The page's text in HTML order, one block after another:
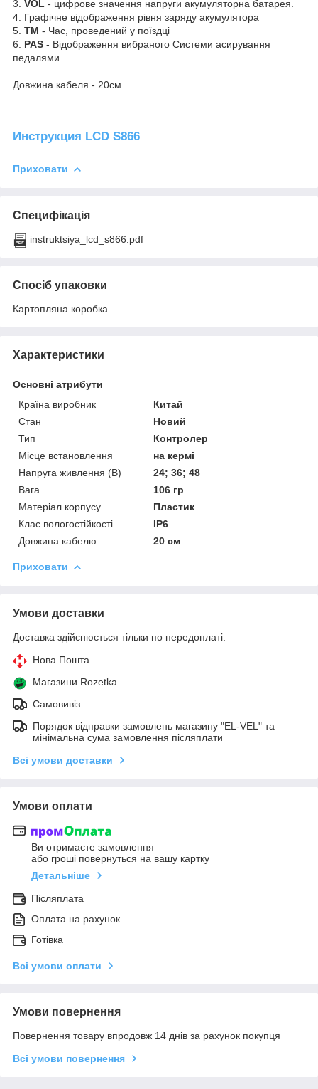
3. VOL - цифрове значення напруги акумуляторна батарея.
4. Графічне відображення рівня заряду акумулятора
5. TM - Час, проведений у поїздці
6. PAS - Відображення вибраного Системи асирування
педалями.
Довжина кабеля - 20см
Инструкция LCD S866
Приховати
Специфікація
instruktsiya_lcd_s866.pdf
Спосіб упаковки
Картопляна коробка
Характеристики
Основні атрибути
Країна виробник
Китай
Стан
Новий
Тип
Контролер
Місце встановлення
на кермі
Напруга живлення (В)
24; 36; 48
Вага
106 гр
Матеріал корпусу
Пластик
Клас вологостійкості
IP6
Довжина кабелю
20 см
Приховати
Умови доставки
Доставка здійснюється тільки по передоплаті.
Нова Пошта
Магазини Rozetka
Самовивіз
Порядок відправки замовлень магазину "EL-VEL" та
мінімальна сума замовлення післяплати
Всі умови доставки
Умови оплати
Ви отримаєте замовлення
або гроші повернуться на вашу картку
Детальніше
Післяплата
Оплата на рахунок
Готівка
Всі умови оплати
Умови повернення
Повернення товару впродовж 14 днів за рахунок покупця
Всі умови повернення